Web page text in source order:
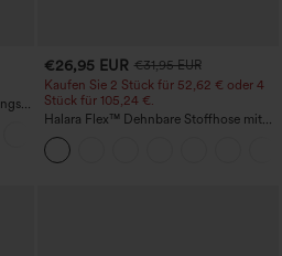
€26,95 EUR €31,95 EUR
Kaufen Sie 2 Stück für 52,62 € oder 4
Stück für 105,24 €.
Halara Flex™ Dehnbare Stoffhose mit
hohem Bund, Waffelmuster,
Seitentaschen und weitem Bein